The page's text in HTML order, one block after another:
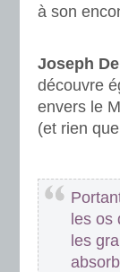
à son
Joseph
découvre
envers le
(et rien
les os
les